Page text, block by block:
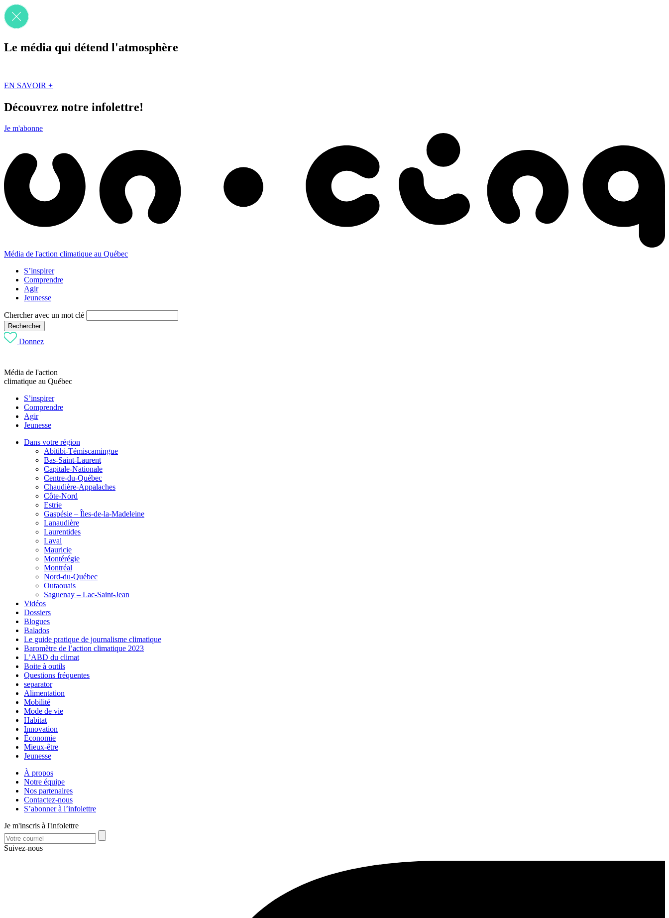
Le média qui détend l'atmosphère
EN SAVOIR +
Découvrez notre infolettre!
Je m'abonne
Média de l'action climatique au Québec
S’inspirer
Comprendre
Agir
Jeunesse
Chercher avec un mot clé
Rechercher
Donnez
Média de l'action
climatique au Québec
S’inspirer
Comprendre
Agir
Jeunesse
Dans votre région
Abitibi-Témiscamingue
Bas-Saint-Laurent
Capitale-Nationale
Centre-du-Québec
Chaudière-Appalaches
Côte-Nord
Estrie
Gaspésie – Îles-de-la-Madeleine
Lanaudière
Laurentides
Laval
Mauricie
Montérégie
Montréal
Nord-du-Québec
Outaouais
Saguenay – Lac-Saint-Jean
Vidéos
Dossiers
Blogues
Balados
Le guide pratique de journalisme climatique
Baromètre de l’action climatique 2023
L’ABD du climat
Boite à outils
Questions fréquentes
separator
Alimentation
Mobilité
Mode de vie
Habitat
Innovation
Économie
Mieux-être
Jeunesse
À propos
Notre équipe
Nos partenaires
Contactez-nous
S’abonner à l’infolettre
Je m'inscris à l'infolettre
Suivez-nous